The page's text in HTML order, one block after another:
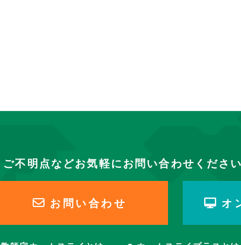
ご不明点などお気軽にお問い合わせください
お問い合わせ オ